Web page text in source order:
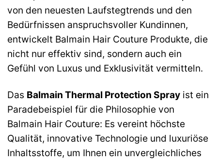
von den neuesten Laufstegtrends und den
Bedürfnissen anspruchsvoller Kundinnen,
entwickelt Balmain Hair Couture Produkte, die
nicht nur effektiv sind, sondern auch ein
Gefühl von Luxus und Exklusivität vermitteln.
Das Balmain Thermal Protection Spray ist ein
Paradebeispiel für die Philosophie von
Balmain Hair Couture: Es vereint höchste
Qualität, innovative Technologie und luxuriöse
Inhaltsstoffe, um Ihnen ein unvergleichliches